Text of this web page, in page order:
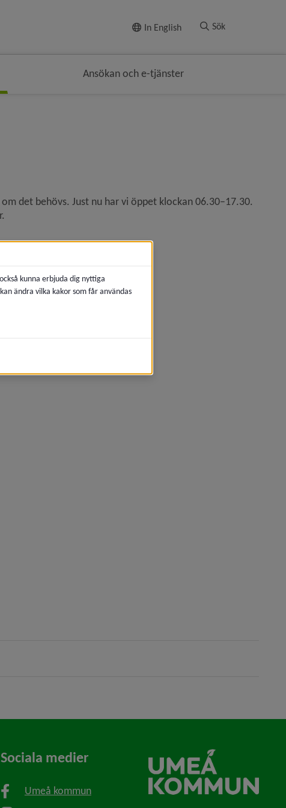
In English Sök
Ansökan och e-tjänster
det behövs. Just nu har vi öppet klockan 06.30–17.30.
Sociala medier
Umeå kommun
kunna erbjuda dig nyttiga
ändra vilka kakor som får användas